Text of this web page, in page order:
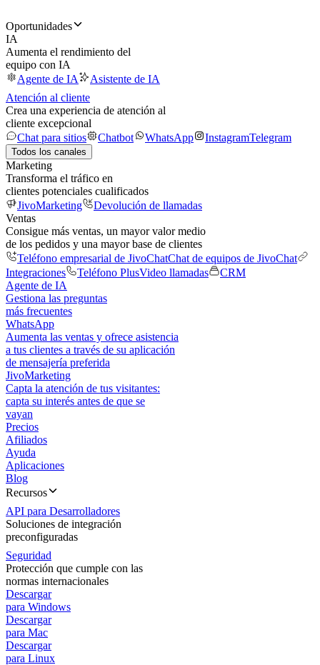
Oportunidades
IA
Aumenta el rendimiento del
equipo con IA
Agente de IA
Asistente de IA
Atención al cliente
Crea una experiencia de atención al
cliente excepcional
Chat para sitios
Chatbot WhatsApp InstagramTelegram
Todos los canales
Marketing
Transforma el tráfico en
clientes potenciales cualificados
JivoMarketing
Devolución de llamadas
Ventas
Consigue más ventas, un mayor valor medio
de los pedidos y una mayor base de clientes
Teléfono empresarial de JivoChatChat de equipos de JivoChat
Integraciones
Teléfono PlusVideo llamadas
CRM
Agente de IA
Gestiona las preguntas
más frecuentes
WhatsApp
Aumenta las ventas y ofrece asistencia
a tus clientes a través de su aplicación
de mensajería preferida
JivoMarketing
Capta la atención de tus visitantes:
capta su interés antes de que se
vayan
Precios
Afiliados
Ayuda
Aplicaciones
Blog
Recursos
API para Desarrolladores
Soluciones de integración
preconfiguradas
Seguridad
Protección que cumple con las
normas internacionales
Descargar
para Windows
Descargar
para Mac
Descargar
para Linux